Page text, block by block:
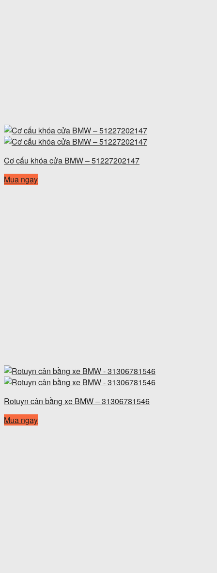
Cơ cấu khóa cửa BMW – 51227202147
Mua ngay
Rotuyn cân bằng xe BMW – 31306781546
Mua ngay